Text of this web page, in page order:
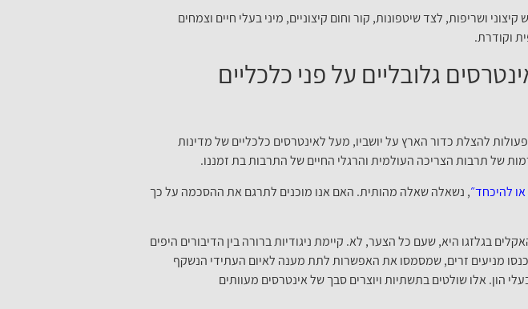
ושריפות, לצד שיטפונות, קור וחום קיצוניים, מיני בעלי חיים וצמחים
וקודרת.
גלובליים על פני כלכליים
להצלת כדור הארץ על יושביו, מעל לאינטרסים כלכליים של מדינות
של תרבות הצריכה העולמית והרגלי החיים של התרבות בת זמננו.
להיכחד״, נשאלה שאלה מהותית. האם אנו מוכנים לתרגם את ההסכמה על כך
בגלזגו היא, שעם כל הצער, לא. קיימת ניגודיות ברורה בין הדיבורים היפים
מניעים זרים, שמסמסו את האפשרות לתת מענה לאיום העתידי הנשקף
הון. אלו שולטים בתשתיות ויוצרים סבך של אינטרסים מעוותים